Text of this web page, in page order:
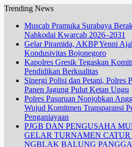
Trending News
Muscab Pramuka Surabaya
Nahkodai Kwarcab 2026–2031
Gelar Piramida, AKBP Yenni
Kondusivitas Bojonegoro
Kapolres Gresik Tegaskan
Pendidikan Berkualitas
Sinergi Polisi dan Petani, Polres
Panen Jagung Pulut Ketan Ungu
Polres Pasuruan Nonjobkan
Wujud Komitmen Transparansi
Penganiayaan
PJGB DAN PENGUSAHA
GELAR TURNAMEN
NGBLAK BALUNG